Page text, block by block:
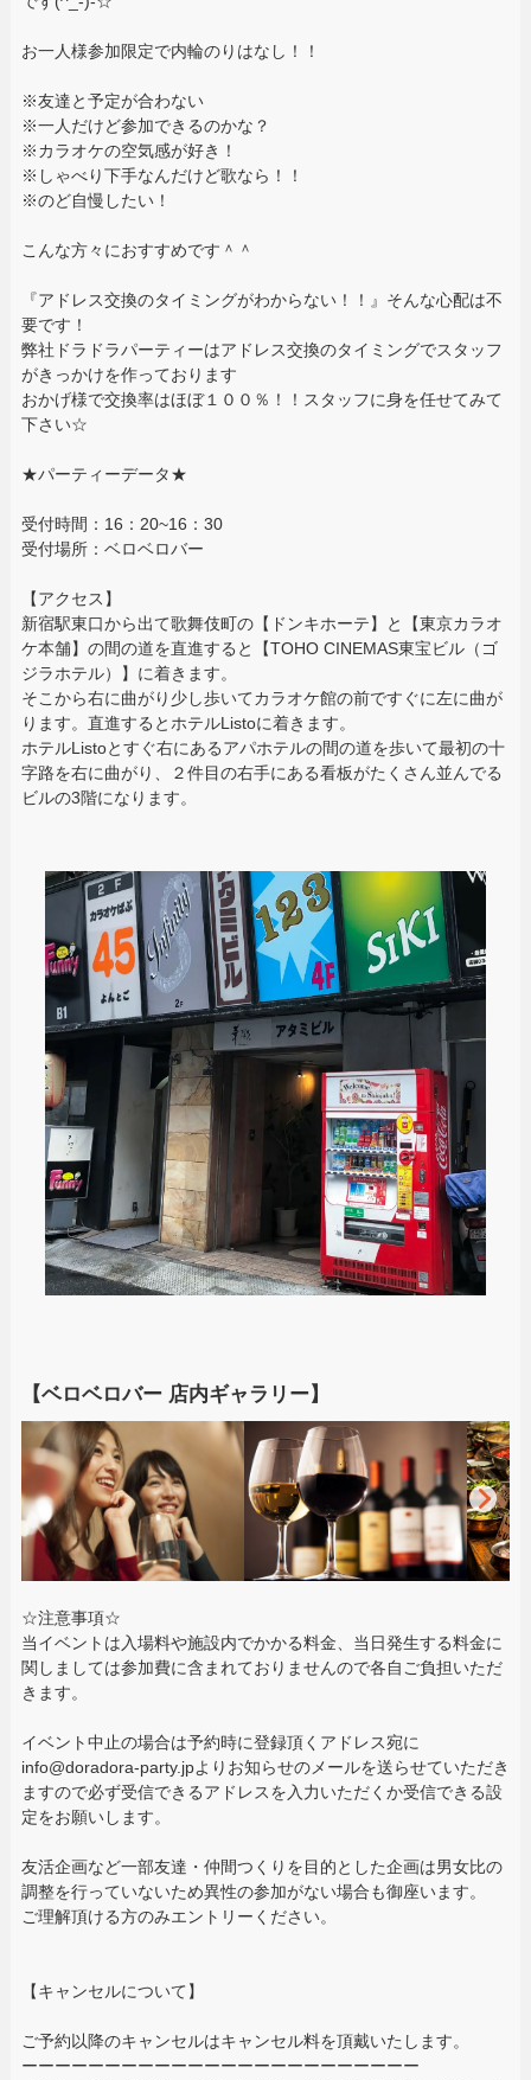
お一人様参加限定で内輪のりはなし！！
※友達と予定が合わない
※一人だけど参加できるのかな？
※カラオケの空気感が好き！
※しゃべり下手なんだけど歌なら！！
※のど自慢したい！
こんな方々におすすめです＾＾
『アドレス交換のタイミングがわからない！！』そんな心配は不
要です！
弊社ドラドラパーティーはアドレス交換のタイミングでスタッフ
がきっかけを作っております
おかげ様で交換率はほぼ１００％！！スタッフに身を任せてみて
下さい☆
★パーティーデータ★
受付時間：16：20~16：30
受付場所：ベロベロバー
【アクセス】
新宿駅東口から出て歌舞伎町の【ドンキホーテ】と【東京カラオ
ケ本舗】の間の道を直進すると【TOHO CINEMAS東宝ビル（ゴ
ジラホテル）】に着きます。
そこから右に曲がり少し歩いてカラオケ館の前ですぐに左に曲が
ります。直進するとホテルListoに着きます。
ホテルListoとすぐ右にあるアパホテルの間の道を歩いて最初の十
字路を右に曲がり、２件目の右手にある看板がたくさん並んでる
ビルの3階になります。
【ベロベロバー 店内ギャラリー】
☆注意事項☆
当イベントは入場料や施設内でかかる料金、当日発生する料金に
関しましては参加費に含まれておりませんので各自ご負担いただ
きます。
イベント中止の場合は予約時に登録頂くアドレス宛に
info@doradora-party.jpよりお知らせのメールを送らせていただき
ますので必ず受信できるアドレスを入力いただくか受信できる設
定をお願いします。
友活企画など一部友達・仲間つくりを目的とした企画は男女比の
調整を行っていないため異性の参加がない場合も御座います。
ご理解頂ける方のみエントリーください。
【キャンセルについて】
ご予約以降のキャンセルはキャンセル料を頂戴いたします。
ーーーーーーーーーーーーーーーーーーーーーーーー